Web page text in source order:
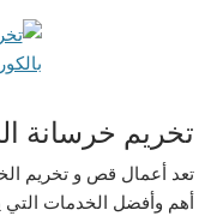
تخريم خرسانة
تعد أعمال قص و تخريم
أهم وأفضل الخدمات